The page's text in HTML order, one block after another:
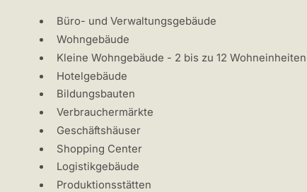
Büro- und Verwaltungsgebäude
Wohngebäude
Kleine Wohngebäude - 2 bis zu 12 Wohneinheiten
Hotelgebäude
Bildungsbauten
Verbrauchermärkte
Geschäftshäuser
Shopping Center
Logistikgebäude
Produktionsstätten